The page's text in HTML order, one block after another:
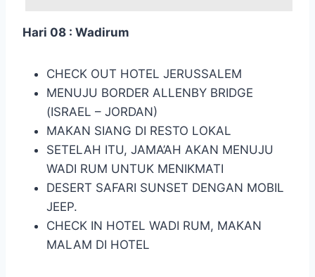
Hari 08 : Wadirum
CHECK OUT HOTEL JERUSSALEM
MENUJU BORDER ALLENBY BRIDGE
(ISRAEL – JORDAN)
MAKAN SIANG DI RESTO LOKAL
SETELAH ITU, JAMA’AH AKAN MENUJU
WADI RUM UNTUK MENIKMATI
DESERT SAFARI SUNSET DENGAN MOBIL
JEEP.
CHECK IN HOTEL WADI RUM, MAKAN
MALAM DI HOTEL